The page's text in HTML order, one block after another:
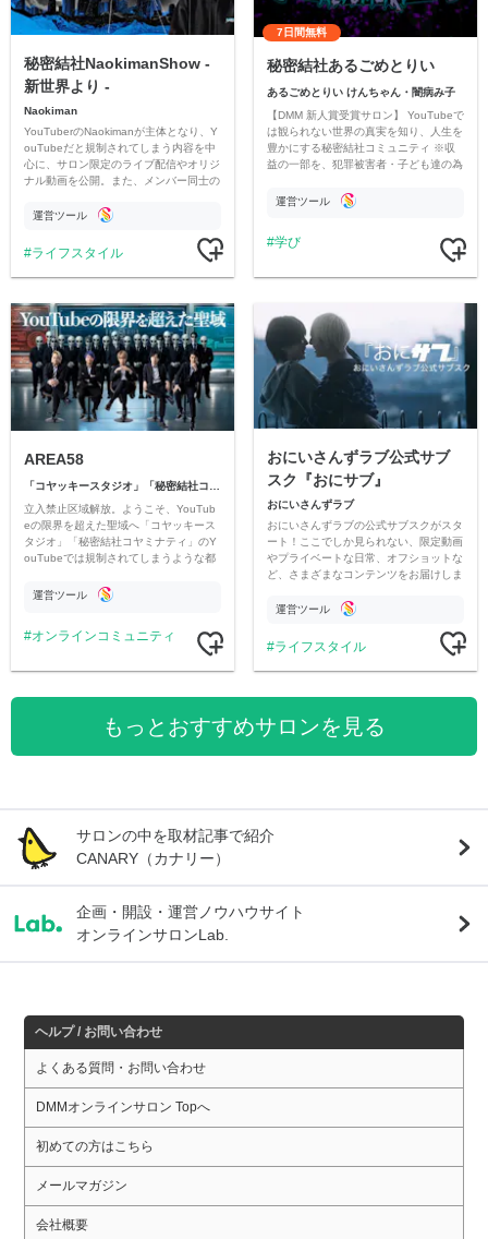
秘密結社NaokimanShow -
新世界より -
Naokiman
YouTuberのNaokimanが主体となり、Y
ouTubeだと規制されてしまう内容を中
心に、サロン限定のライブ配信やオリジ
ナル動画を公開。また、メンバー同士の
ただいています。
運営ツール
ライフスタイル
7日間無料
秘密結社あるごめとりい
あるごめとりい けんちゃん・闇病み子
【DMM 新人賞受賞サロン】 YouTubeで
は観られない世界の真実を知り、人生を
豊かにする秘密結社コミュニティ ※収
益の一部を、犯罪被害者・子ども達の為
す運営ツール
学び
AREA58
「コヤッキースタジオ」「秘密結社コヤミナティ」
立入禁止区域解放。ようこそ、YouTub
eの限界を超えた聖域へ「コヤッキース
タジオ」「秘密結社コヤミナティ」のY
ouTubeでは規制されてしまうような都
公開。
運営ツール
オンラインコミュニティ
おにいさんずラブ公式サブ
スク『おにサブ』
おにいさんずラブ
おにいさんずラブの公式サブスクがスタ
ート！ここでしか見られない、限定動画
やプライベートな日常、オフショットな
ど、さまざまなコンテンツをお届けしま
運営ツール
ライフスタイル
もっとおすすめサロンを見る
サロンの中を取材記事で紹介
CANARY（カナリー）
企画・開設・運営ノウハウサイト
オンラインサロンLab.
ヘルプ / お問い合わせ
よくある質問・お問い合わせ
DMMオンラインサロン Topへ
初めての方はこちら
メールマガジン
会社概要